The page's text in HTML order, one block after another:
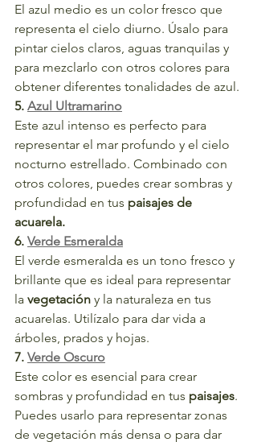
El azul medio es un color fresco que
representa el cielo diurno. Úsalo para
pintar cielos claros, aguas tranquilas y
para mezclarlo con otros colores para
obtener diferentes tonalidades de azul.
5. Azul Ultramarino
Este azul intenso es perfecto para
representar el mar profundo y el cielo
nocturno estrellado. Combinado con
otros colores, puedes crear sombras y
profundidad en tus paisajes de
acuarela.
6. Verde Esmeralda
El verde esmeralda es un tono fresco y
brillante que es ideal para representar
la vegetación y la naturaleza en tus
acuarelas. Utilízalo para dar vida a
árboles, prados y hojas.
7. Verde Oscuro
Este color es esencial para crear
sombras y profundidad en tus paisajes.
Puedes usarlo para representar zonas
de vegetación más densa o para dar